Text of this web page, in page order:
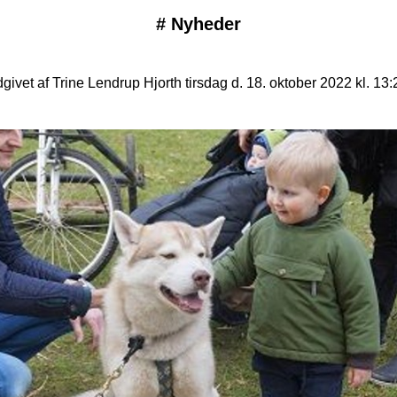
# Nyheder
af Trine Lendrup Hjorth tirsdag d. 18. oktober 2022 kl.